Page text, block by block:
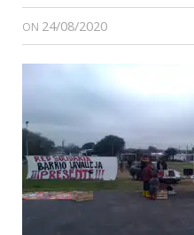
ON 24/08/2020